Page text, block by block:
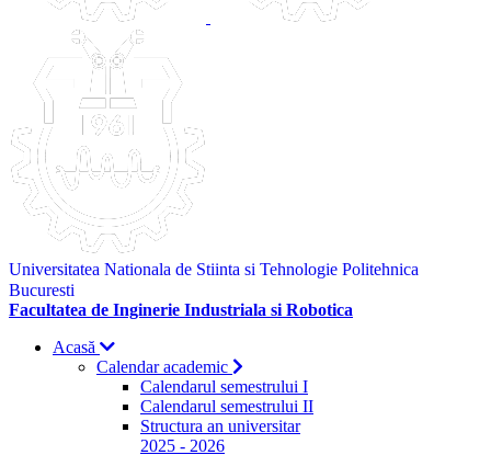
Universitatea Nationala de Stiinta si Tehnologie Politehnica
Bucuresti
Facultatea de Inginerie Industriala si Robotica
Acasă
Calendar academic
Calendarul semestrului I
Calendarul semestrului II
Structura an universitar
2025 - 2026